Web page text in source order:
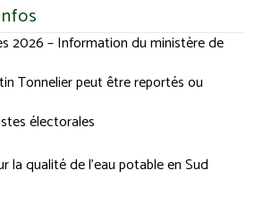
2026 – Information du ministère de
Tonnelier peut être reportés ou
électorales
la qualité de l’eau potable en Sud